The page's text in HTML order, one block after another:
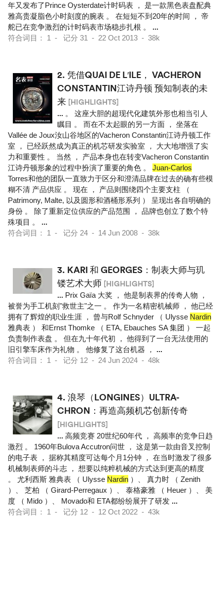
年又发布了Prince Oysterdate计时码表 ， 是一款黑色表盘配典
雅高贵凝脂色小时刻度的腕表 。 在短短不到20年的时间 ， 帝
舵已在竞争激烈的计时码表市场稳步扎根 。 ...
符合词目： 1 - 记分 31 - 22 Oct 2013 - 38k
2. 凭借QUAI DE L′ILE， VACHERON
CONSTANTIN江诗丹顿 预知制表的未
来 [HIGHLIGHTS]
... 。 这座大胆的超现代化建筑外形也相当引人
瞩目 。 而在不太起眼的另一方面 ， 坐落在
Vallée de Joux汝山谷地区的Vacheron Constantin江诗丹顿工作
室 ， 已经跃然成为真正的机芯研发实验室 ， 大大地增强了实
力和重要性 。 当然 ， 产品本身也在转变Vacheron Constantin
江诗丹顿形象的过程中扮演了重要的角色 。 Juan-Carlos
Torres和他的团队一直致力于区分和澄清品牌在过去的确有些模
糊不清 产品供应 。 现在 ， 产品则围绕四个主要支柱 （
Patrimony, Malte, 以及圆形和酒桶形系列 ） 呈现出各自明确的
身份 。 除了重新定位供应的产品范围 ， 品牌也创立了数个特
殊项目 。 ...
符合词目： 1 - 记分 24 - 14 Jun 2008 - 38k
3. KARI 和 GEORGES：制表大师与玑
镂艺术大师 [HIGHLIGHTS]
... Prix Gaïa 大奖 ， 他是制表界的传奇人物 ，
被誉为手工机刻"救世主"之一 。 作为一名精密机械师 ， 他已经
拥有了辉煌的职业生涯 ， 曾与Rolf Schnyder （ Ulysse Nardin
雅典表 ） 和Ernst Thomke （ ETA, Ebauches SA 集团 ） 一起
负责制作表盘 。 但在九十年代初 ， 他得到了一台无法使用的
旧引擎车床作为礼物 。 他修复了这台机器 ， ...
符合词目： 1 - 记分 12 - 24 Jun 2024 - 48k
4. 浪琴（LONGINES）ULTRA-
CHRON：再造高频机芯创新传奇
[HIGHLIGHTS]
... 高频竞赛 20世纪60年代 ， 高频率的竞争日趋
激烈 。 1960年Bulova Accutron问世 ， 这是第一款由音叉控制
的电子表 ， 据称其精度可达每个月1分钟 ， 在当时激发了很多
机械制表师的斗志 ， 想要以纯粹机械的方式达到更高的精度
。 尤利西斯 雅典表 （ Ulysse Nardin ）、 真力时 （ Zenith
）、 芝柏 （ Girard-Perregaux ）、 泰格豪雅 （ Heuer ）、 美
度 （ Mido ）、 Movado和 ETA都纷纷展开了研发 ...
符合词目： 1 - 记分 12 - 12 Oct 2022 - 43k